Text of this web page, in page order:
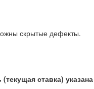
скрытые дефекты.
ставка) указана